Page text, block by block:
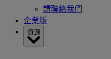
請聯絡我們
企業版
資源